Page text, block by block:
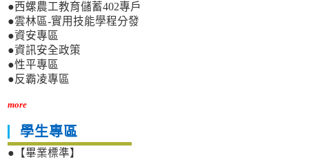
●西螺農工教育儲蓄402專戶
●雲林區-實用技能學程分發
●資安專區
●資訊安全政策
●性平專區
●反霸凌專區
more
學生專區
●【畢業標準】